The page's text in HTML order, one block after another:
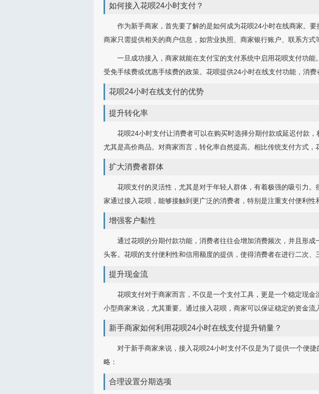
如何接入花呗24小时支付？
作为新手商家，首先要了解的是如何成为花呗24小时在线商家。
商家只需提供相关的商户信息，如营业执照、商家银行账户、联系方
一旦成功接入，商家就能在支付宝的支付系统中启用花呗支付功
受免手续费或优惠手续费的政策。花呗提供24小时在线支付功能，消
花呗24小时在线支付的优势
提升转化率
花呗24小时支付让消费者可以在购买时选择分期付款或延迟付款
尤其是高价商品。对商家而言，转化率自然提高。相比传统支付方式，
扩大消费者群体
花呗支付的灵活性，尤其是对于年轻人群体，有着极强的吸引力
家通过接入花呗，能够接触到更广泛的消费者，特别是注重支付便利性
增强客户黏性
通过花呗的分期付款功能，消费者往往会增加消费频次，并且形
头客。花呗的支付便利性和信用额度的提供，使得消费者在进行二次
提升现金流
花呗支付对于商家而言，不仅是一个支付工具，更是一个稳定现
小型商家来说，尤其重要。通过接入花呗，商家可以保证稳定的资金流
新手商家如何利用花呗24小时在线支付提升销量？
对于新手商家来说，接入花呗24小时支付不仅是为了提供一个便
略：
合理设置分期选项